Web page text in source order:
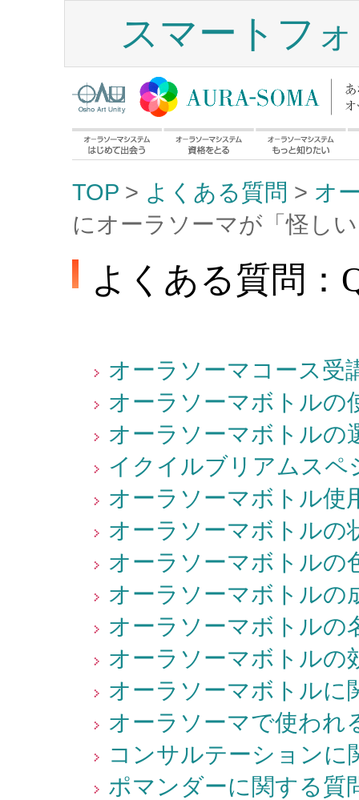
スマートフ
TOP > よくある質問 > オ
にオーラソーマが「怪し
よくある質問：
オーラソーマコース受
オーラソーマボトルの
オーラソーマボトルの
イクイルブリアムスペ
オーラソーマボトル使
オーラソーマボトルの
オーラソーマボトルの
オーラソーマボトルの
オーラソーマボトルの
オーラソーマボトルの
オーラソーマボトルに
オーラソーマで使われ
コンサルテーションに
ポマンダーに関する質